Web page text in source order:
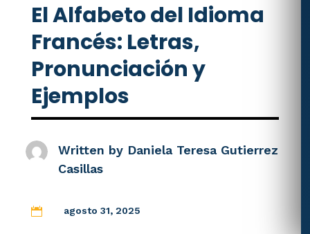
El Alfabeto del Idioma
Francés: Letras,
Pronunciación y
Ejemplos
Written by Daniela Teresa Gutierrez
Casillas
 agosto 31, 2025